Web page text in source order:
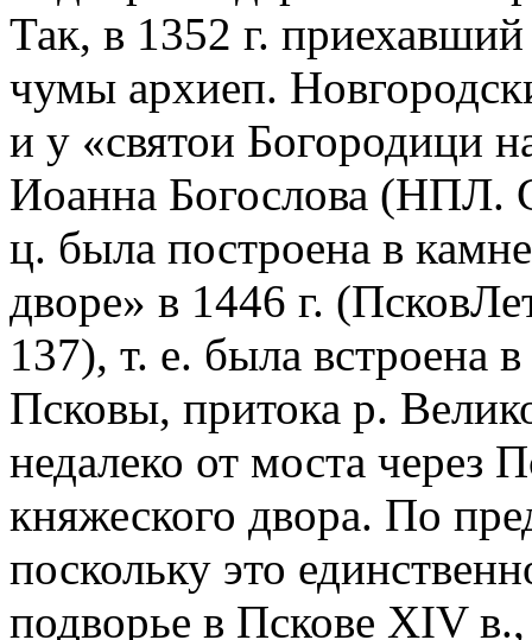
Так, в 1352 г.
чумы архиеп.
и у «святои Богородици
Иоанна Богослова (НПЛ.
ц. была построена в
дворе» в 1446 г.
137), т. е. была встроена
Псковы, притока р.
недалеко от моста через
княжеского двора. По
поскольку это
подворье в Пскове XIV